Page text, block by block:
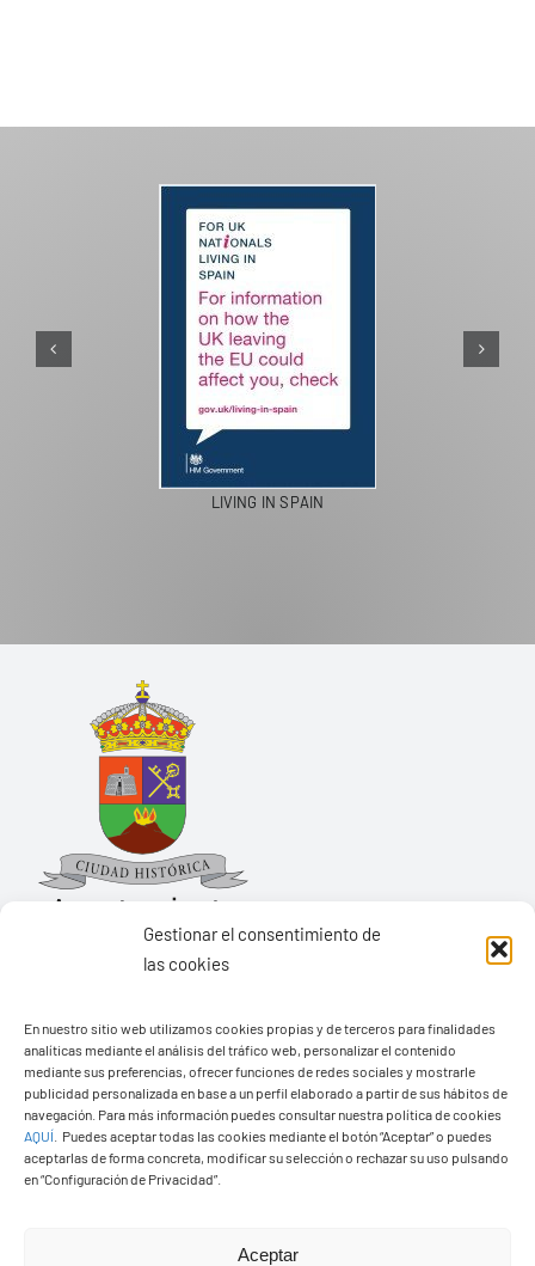
Gestionar el consentimiento de
las cookies
En nuestro sitio web utilizamos cookies propias y de terceros para finalidades
analíticas mediante el análisis del tráfico web, personalizar el contenido
mediante sus preferencias, ofrecer funciones de redes sociales y mostrarle
publicidad personalizada en base a un perfil elaborado a partir de sus hábitos de
navegación. Para más información puedes consultar nuestra política de cookies
AQUÍ
Puedes aceptar todas las cookies mediante el botón “Aceptar” o puedes
aceptarlas de forma concreta, modificar su selección o rechazar su uso pulsando
en “Configuración de Privacidad”.
Aceptar
PASEOS EN CAMELLO
Pza. de Los Remedios, 1
35570 – Yaiza
Tel:928 83 62 20
© Copyright2026 Ayuntamiento de Yaiza - Todos los